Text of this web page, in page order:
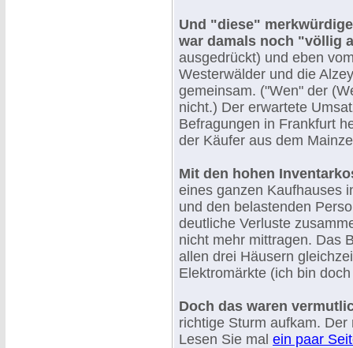
Und "diese"
war damals noch "völlig
ausgedrückt) und eben
Westerwälder und die
gemeinsam. ("Wen" der
nicht.) Der erwartete
Befragungen in Frankfurt
der Käufer aus dem
Mit den hohen
eines ganzen Kaufhauses
und den belastenden
deutliche Verluste
nicht mehr mittragen. Das
allen drei Häusern
Elektromärkte (ich bin
Doch das waren
richtige Sturm aufkam.
Lesen Sie mal ein paar